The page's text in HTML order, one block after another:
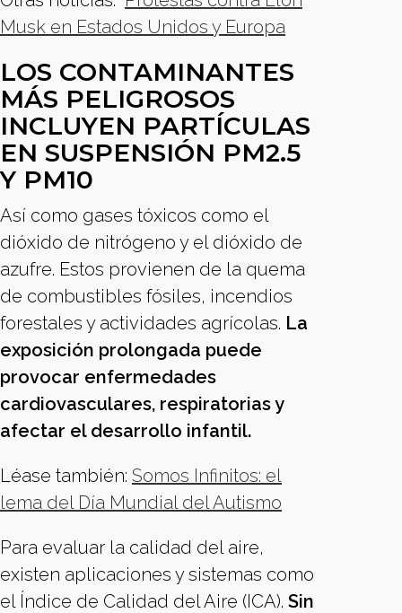
Musk en Estados Unidos y Europa
LOS CONTAMINANTES
MÁS PELIGROSOS
INCLUYEN PARTÍCULAS
EN SUSPENSIÓN PM2.5
Y PM10
Así como gases tóxicos como el
dióxido de nitrógeno y el dióxido de
azufre. Estos provienen de la quema
de combustibles fósiles, incendios
forestales y actividades agrícolas. La
exposición prolongada puede
provocar enfermedades
cardiovasculares, respiratorias y
afectar el desarrollo infantil.
Léase también: Somos Infinitos: el
lema del Día Mundial del Autismo
Para evaluar la calidad del aire,
existen aplicaciones y sistemas como
el Índice de Calidad del Aire (ICA). Sin